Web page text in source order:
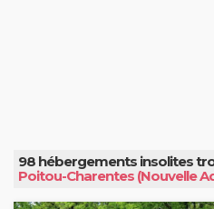
98 hébergements insolites
Poitou-Charentes (Nouvelle